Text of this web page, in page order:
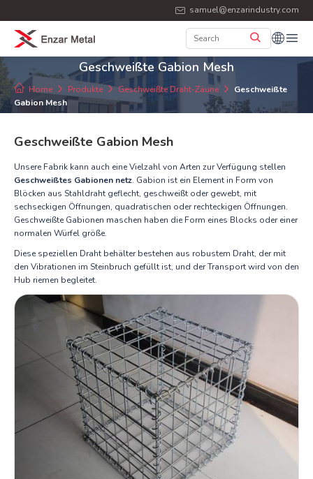
samuel@enzarindustry.com
Geschweißte Gabion Mesh
Home Produkte Geschweißte Draht-Zäune
Geschweißte
Gabion Mesh
Geschweißte Gabion Mesh
Unsere Fabrik kann auch eine Vielzahl von Arten zur Verfügung stellen
Geschweißtes Gabionen netz. Gabion ist ein Element in Form von
Blöcken aus Stahldraht geflecht, geschweißt oder gewebt, mit
sechseckigen Öffnungen, quadratischen oder rechteckigen Öffnungen.
Geschweißte Gabionen maschen haben die Form eines Blocks oder einer
normalen Würfel größe.
Diese speziellen Draht behälter bestehen aus robustem Draht, der mit
den Vibrationen im Steinbruch gefüllt ist, und der Transport wird von den
Hub riemen begleitet.